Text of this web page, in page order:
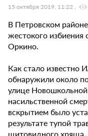
15 октября 2019, 11:22
В Петровском
жестокого избиения
Оркино.
Как стало известно
обнаружили около
улице
насильственной
вскрытием было
результате тупой